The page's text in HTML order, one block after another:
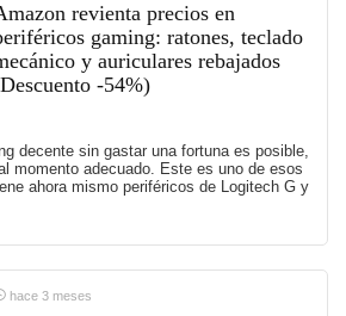
revienta precios en
gaming: ratones, teclado
y auriculares rebajados
-54%)
decente sin gastar una fortuna es posible,
momento adecuado. Este es uno de esos
ahora mismo periféricos de Logitech G y
hace 3 meses